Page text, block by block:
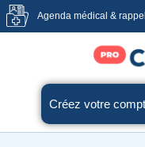
Agenda médical &
Créez votre